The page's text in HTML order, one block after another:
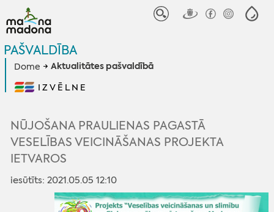
PAŠVALDĪBA
Dome Aktualitātes pašvaldībā
IZVĒLNE
NŪJOŠANA PRAULIENAS PAGASTĀ
VESELĪBAS VEICINĀŠANAS PROJEKTA
IETVAROS
iesūtīts: 2021.05.05 12:10